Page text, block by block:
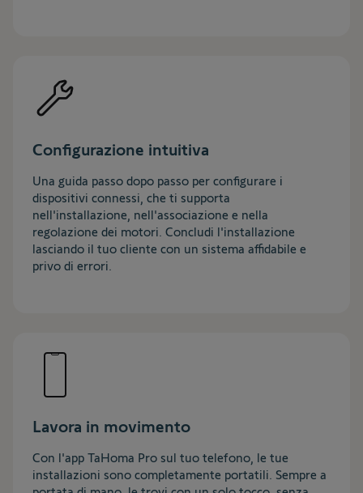
Configurazione intuitiva
Una guida passo dopo passo per configurare i
dispositivi connessi, che ti supporta
nell'installazione, nell'associazione e nella
regolazione dei motori. Concludi l'installazione
lasciando il tuo cliente con un sistema affidabile e
privo di errori.​
Lavora in movimento
Con l'app TaHoma Pro sul tuo telefono, le tue
installazioni sono completamente portatili. Sempre a